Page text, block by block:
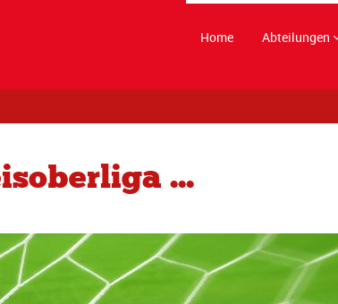
Home Abteilungen
...